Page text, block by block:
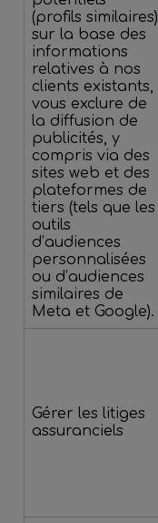
(profils similaires)
sur la base des
informations
relatives à nos
clients existants,
vous exclure de
la diffusion de
publicités, y
compris via des
sites web et des
plateformes de
tiers (tels que les
outils
d’audiences
personnalisées
ou d’audiences
similaires de
Meta et Google).
Gérer les litiges
assuranciels